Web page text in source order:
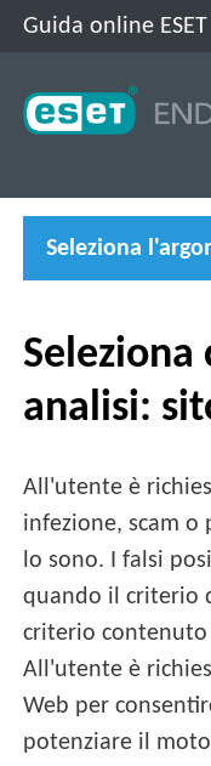
Guida online ESET
Seleziona
Seleziona
analisi:
All'utente è
infezione, scam o
lo sono. I falsi
quando il criterio
criterio
All'utente è
Web per
potenziare il